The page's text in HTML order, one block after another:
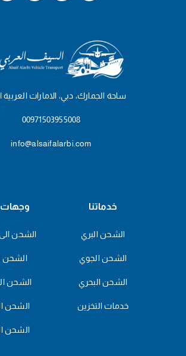
ساحة الجمارك، دبي، الامارات العربية
00971503955008
info@alsaifalarbi.com
خدماتنا
الشحن البري
الشحن الجوي
الشحن البحري
خدمات التخزين
الشحن
الشحن
الشحن
الشحن
الشحن